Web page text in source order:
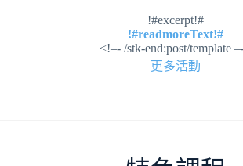
!#excerpt!#
!#readmoreText!#
<!–- /stk-end:post/template
更多活動